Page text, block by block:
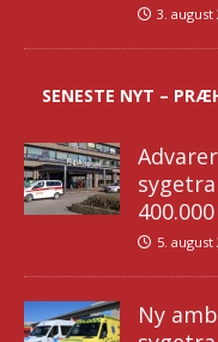
3. august
SENESTE NYT –
5. august
Ny